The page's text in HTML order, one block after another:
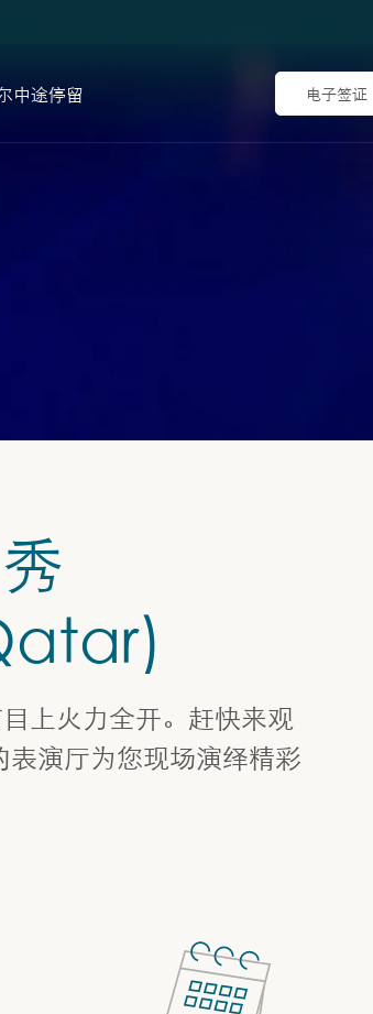
中途停留 电子签证
上火力全开。赶快来观
演厅为您现场演绎精彩